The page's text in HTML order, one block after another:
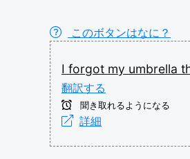
このボタンはなに？
I forgot my umbrella
翻訳する
聞き取れるようになる
詳細